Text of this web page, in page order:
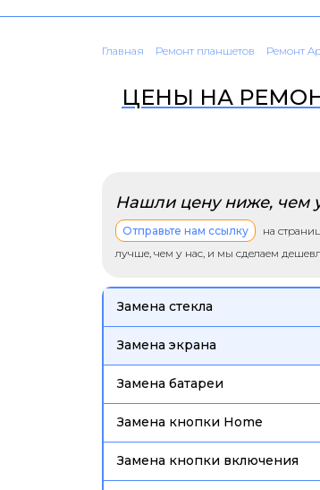
Главная Ремонт планшетов Ремонт
ЦЕНЫ НА
Нашли цену ниже, чем
Отправьте нам ссылку
на
лучше, чем у нас, и мы сделаем
Замена стекла
Замена экрана
Замена батареи
Замена кнопки Home
Замена кнопки включения